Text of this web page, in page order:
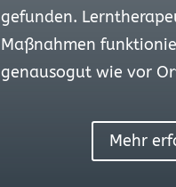
gefunden.
Maßnahmen
genausogut wie vor
Mehr